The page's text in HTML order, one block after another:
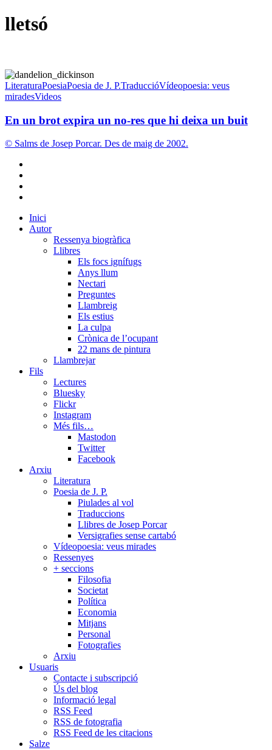
lletsó
En
un
brot
un
no-
res
que
deixa
LiteraturaPoesiaPoesia de J. P.TraduccióVídeopoesia: veus
miradesVideos
En un brot expira un no-res que hi deixa un buit
© Salms de Josep Porcar. Des de maig de 2002.
Close
Menu
Inici
Autor
Ressenya biogràfica
Llibres
Els focs ignífugs
Anys llum
Nectari
Preguntes
Llambreig
Els estius
La culpa
Crònica de l’ocupant
22 mans de pintura
Llambrejar
Fils
Lectures
Bluesky
Flickr
Instagram
Més fils…
Mastodon
Twitter
Facebook
Arxiu
Literatura
Poesia de J. P.
Piulades al vol
Traduccions
Llibres de Josep Porcar
Versigrafies sense cartabó
Vídeopoesia: veus mirades
Ressenyes
+ seccions
Filosofia
Societat
Política
Economia
Mitjans
Personal
Fotografies
Arxiu
Usuaris
Contacte i subscripció
Ús del blog
Informació legal
RSS Feed
RSS de fotografia
RSS Feed de les citacions
Salze